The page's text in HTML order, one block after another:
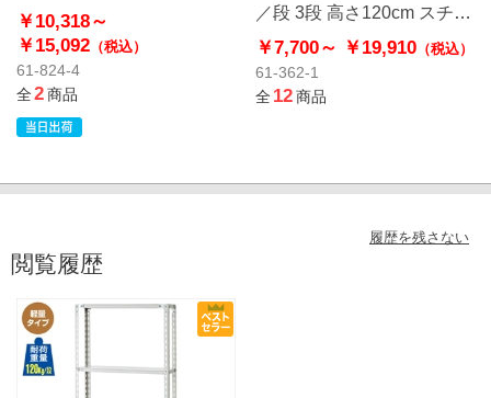
￥10,318～
￥15,092 （税込）
61-824-4
全2商品
／段 3段 高さ120cm スチー
ル製
￥7,700～ ￥19,910（税込）
61-362-1
全12商品
履歴を残さない
閲覧履歴